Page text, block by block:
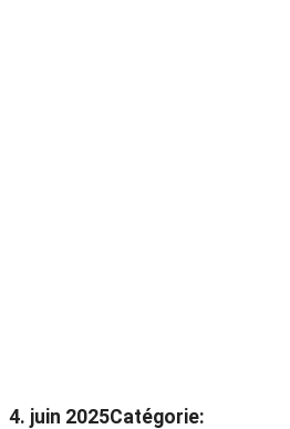
4. juin 2025Catégorie: